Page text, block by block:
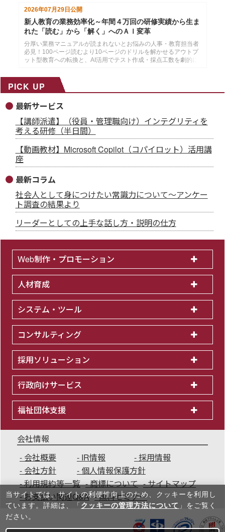
2026年07月29日 公開
新人教育の業務効率化～年間４万回の研修実績から生ま
れた「読む」から「解く」へのＡＩ変革
分厚い業務マニュアルが読まれないとお悩みの人事・教育担当者
必見！100ページ読むより10ページのドリルを解かせるアウトプ
ット型教育への転換と、AI活用でテスト作成・採点工数を劇的に
PICK UP
最新サービス
【講師派遣】（役員・管理職向け）インテグリティを
考える研修（半日間）
【動画教材】Microsoft Copilot（コパイロット）活用講
座
最新コラム
社会人として身につけたい常識力について～アンケー
ト調査の結果より
リーダーとしての上手な話し方・説明の仕方
Web制作・プロモーション
人材育成
システム・ツール
コンサルティング
採用ソリューション
行政向けサービス
福祉団体支援
会社情報
会社概要
IR情報
採用情報
会社方針
個人情報保護方針
利用規約等一覧
商標について
サイトマップ
お支払い関連Q&A
無料セミナー
当サイトでは、サイトの利便性向上のため、クッキーを利⽤し
ています。詳細は、「 クッキーの管理方法について 」をご覧く
ださい。